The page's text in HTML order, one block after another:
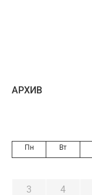
AРХИВ
Пн Вт
3
4